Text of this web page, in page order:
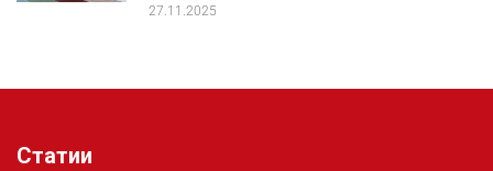
27.11.2025
Статии